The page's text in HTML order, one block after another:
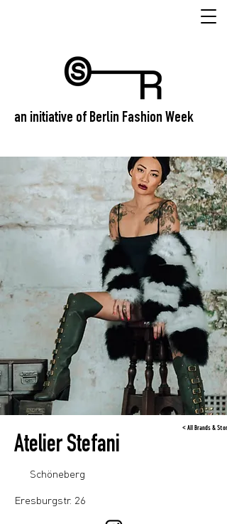
an initiative of Berlin Fashion Week
< All Brands &
Atelier Stefani
Schöneberg
Eresburgstr. 26